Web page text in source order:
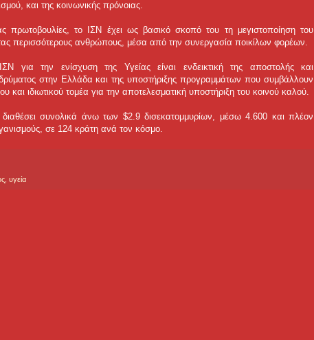
και της κοινωνικής πρόνοιας.
πρωτοβουλίες, το ΙΣΝ έχει ως βασικό σκοπό του τη μεγιστοποίηση του
περισσότερους ανθρώπους, μέσα από την συνεργασία ποικίλων φορέων.
για την ενίσχυση της Υγείας είναι ενδεικτική της αποστολής και
στην Ελλάδα και της υποστήριξης προγραμμάτων που συμβάλλουν
και ιδιωτικού τομέα για την αποτελεσματική υποστήριξη του κοινού καλού.
συνολικά άνω των $2.9 δισεκατομμυρίων, μέσω 4.600 και πλέον
σε 124 κράτη ανά τον κόσμο.
υγεία